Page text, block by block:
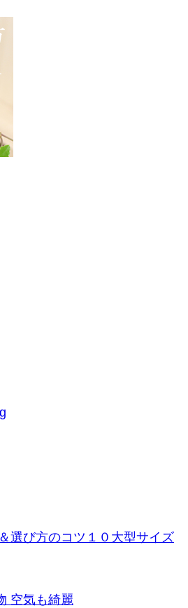
選び方のコツ１０ 大型サイズ
空気も綺麗